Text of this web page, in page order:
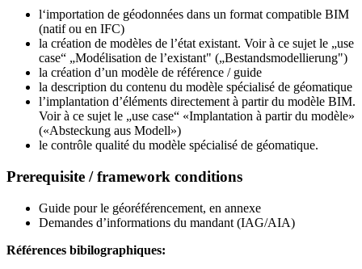
l‘importation de géodonnées dans un format compatible BIM
(natif ou en IFC)
la création de modèles de l’état existant. Voir à ce sujet le „use
case“ „Modélisation de l’existant" („Bestandsmodellierung")
la création d’un modèle de référence / guide
la description du contenu du modèle spécialisé de géomatique
l’implantation d’éléments directement à partir du modèle BIM.
Voir à ce sujet le „use case“ «Implantation à partir du modèle»
(«Absteckung aus Modell»)
le contrôle qualité du modèle spécialisé de géomatique.
Prerequisite / framework conditions
Guide pour le géoréférencement, en annexe
Demandes d’informations du mandant (IAG/AIA)
Références bibilographiques: